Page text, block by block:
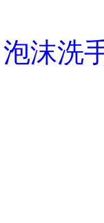
沫洗